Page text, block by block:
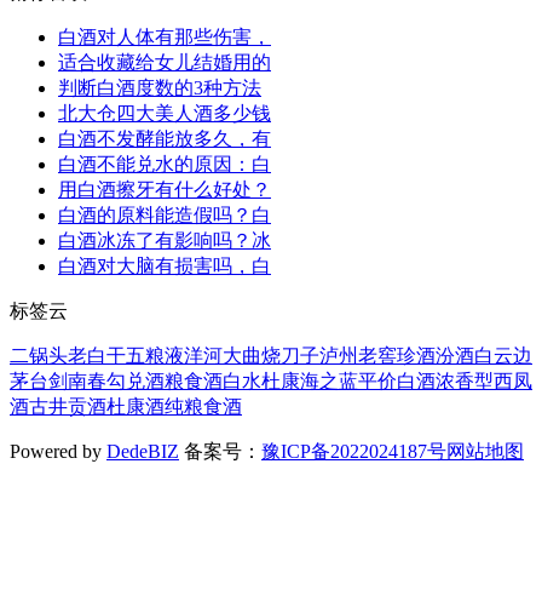
白酒对人体有那些伤害，
适合收藏给女儿结婚用的
判断白酒度数的3种方法
北大仓四大美人酒多少钱
白酒不发酵能放多久，有
白酒不能兑水的原因：白
用白酒擦牙有什么好处？
白酒的原料能造假吗？白
白酒冰冻了有影响吗？冰
白酒对大脑有损害吗，白
标签云
二锅头老白干五粮液洋河大曲烧刀子泸州老窖珍酒汾酒白云边
茅台剑南春勾兑酒粮食酒白水杜康海之蓝平价白酒浓香型西凤
酒古井贡酒杜康酒纯粮食酒
Powered by DedeBIZ 备案号： 豫ICP备2022024187号网站地图